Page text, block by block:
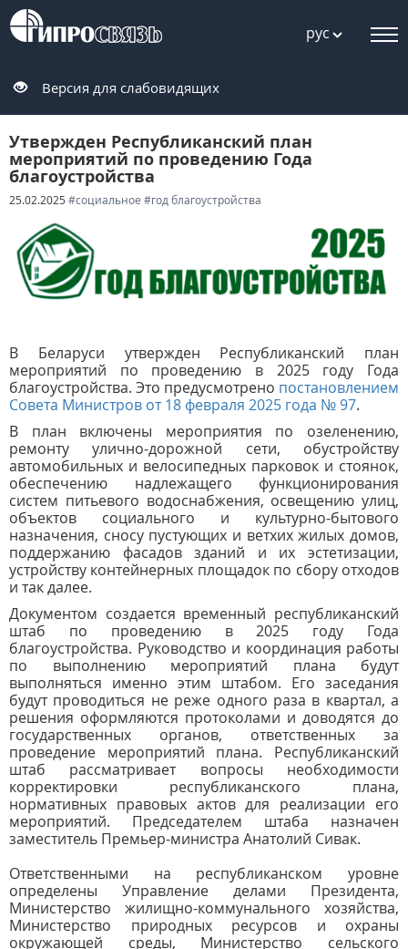
рус
Версия для слабовидящих
Утвержден Республиканский план
мероприятий по проведению Года
благоустройства
25.02.2025 #социальное #год благоустройства
В Беларуси утвержден Республиканский план
мероприятий по проведению в 2025 году Года
благоустройства. Это предусмотрено постановлением
Совета Министров от 18 февраля 2025 года № 97.
В план включены мероприятия по озеленению,
ремонту улично-дорожной сети, обустройству
автомобильных и велосипедных парковок и стоянок,
обеспечению надлежащего функционирования
систем питьевого водоснабжения, освещению улиц,
объектов социального и культурно-бытового
назначения, сносу пустующих и ветхих жилых домов,
поддержанию фасадов зданий и их эстетизации,
устройству контейнерных площадок по сбору отходов
и так далее.
Документом создается временный республиканский
штаб по проведению в 2025 году Года
благоустройства. Руководство и координация работы
по выполнению мероприятий плана будут
выполняться именно этим штабом. Его заседания
будут проводиться не реже одного раза в квартал, а
решения оформляются протоколами и доводятся до
государственных органов, ответственных за
проведение мероприятий плана. Республиканский
штаб рассматривает вопросы необходимости
корректировки республиканского плана,
нормативных правовых актов для реализации его
мероприятий. Председателем штаба назначен
заместитель Премьер-министра Анатолий Сивак.
Ответственными на республиканском уровне
определены Управление делами Президента,
Министерство жилищно-коммунального хозяйства,
Министерство природных ресурсов и охраны
окружающей среды, Министерство сельского